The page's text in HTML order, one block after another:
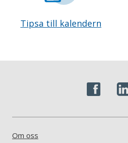
Tipsa till kalendern
Om oss